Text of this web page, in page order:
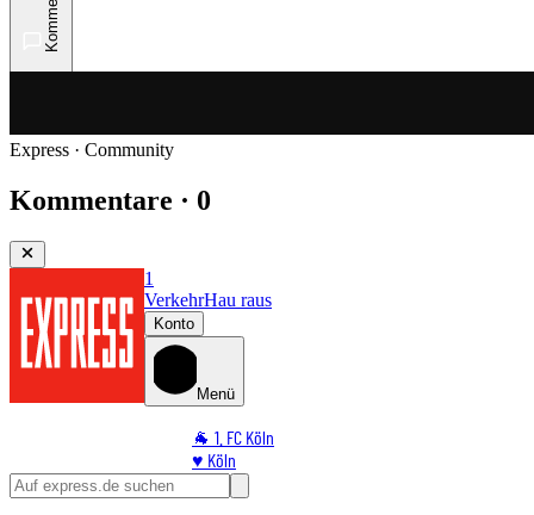
Express · Community
Kommentare · 0
1
VerkehrHau raus
Konto
Menü
🐐 1. FC Köln
♥️ Köln
⭐ Promi